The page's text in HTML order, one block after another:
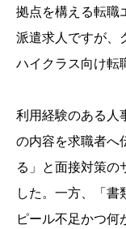
拠点を構える転職
派遣求人ですが、
ハイクラス向け転
利用経験のある人
の内容を求職者へ
る」と面接対策の
した。一方、「書
ピール不足かつ何